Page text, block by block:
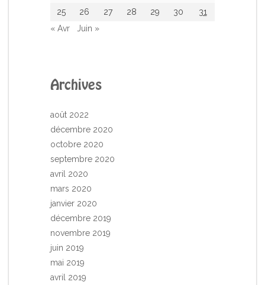
25
26 27 28 29 30
31
« Avr
Juin »
Archives
août 2022
décembre 2020
octobre 2020
septembre 2020
avril 2020
mars 2020
janvier 2020
décembre 2019
novembre 2019
juin 2019
mai 2019
avril 2019